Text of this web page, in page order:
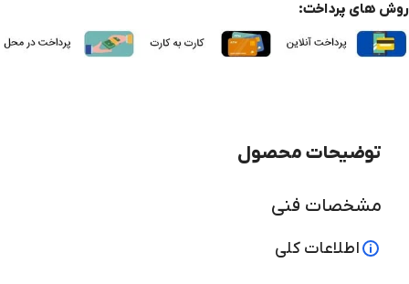
روش های پرداخت:
مشخصات فنی
اطلاعات کلی
توضیحات محصول